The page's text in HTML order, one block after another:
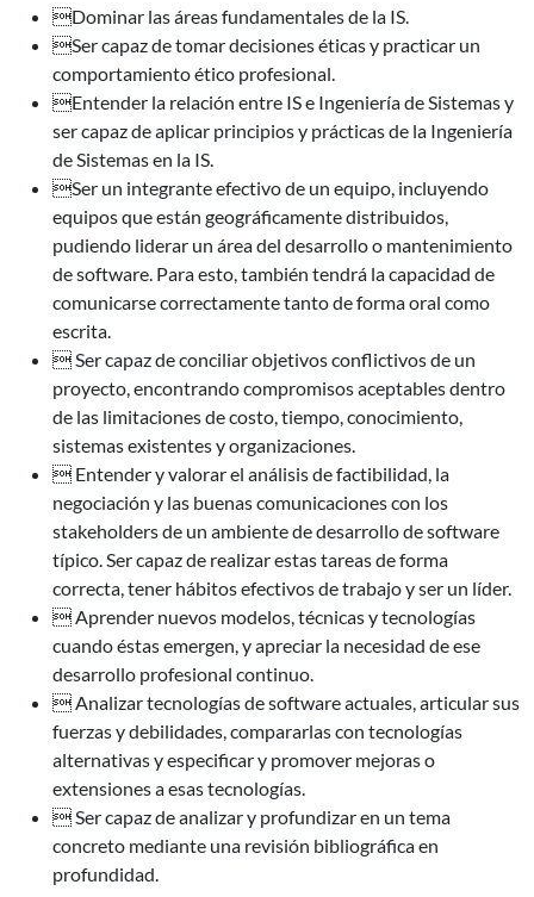
Dominar las áreas fundamentales de la IS.
Ser capaz de tomar decisiones éticas y practicar un
comportamiento ético profesional.
Entender la relación entre IS e Ingeniería de Sistemas y
ser capaz de aplicar principios y prácticas de la Ingeniería
de Sistemas en la IS.
Ser un integrante efectivo de un equipo, incluyendo
equipos que están geográficamente distribuidos,
pudiendo liderar un área del desarrollo o mantenimiento
de software. Para esto, también tendrá la capacidad de
comunicarse correctamente tanto de forma oral como
escrita.
 Ser capaz de conciliar objetivos conflictivos de un
proyecto, encontrando compromisos aceptables dentro
de las limitaciones de costo, tiempo, conocimiento,
sistemas existentes y organizaciones.
 Entender y valorar el análisis de factibilidad, la
negociación y las buenas comunicaciones con los
stakeholders de un ambiente de desarrollo de software
típico. Ser capaz de realizar estas tareas de forma
correcta, tener hábitos efectivos de trabajo y ser un líder.
 Aprender nuevos modelos, técnicas y tecnologías
cuando éstas emergen, y apreciar la necesidad de ese
desarrollo profesional continuo.
 Analizar tecnologías de software actuales, articular sus
fuerzas y debilidades, compararlas con tecnologías
alternativas y especificar y promover mejoras o
extensiones a esas tecnologías.
 Ser capaz de analizar y profundizar en un tema
concreto mediante una revisión bibliográfica en
profundidad.